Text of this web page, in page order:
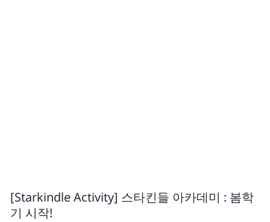
[Starkindle Activity] 스타킨들 아카데미 : 봄학
기 시작!